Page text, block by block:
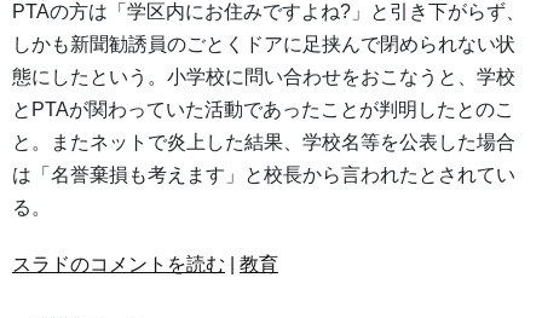
PTAの方は「学区内にお住みですよね?」と引き下がらず、
しかも新聞勧誘員のごとくドアに足挟んで閉められない状
態にしたという。小学校に問い合わせをおこなうと、学校
とPTAが関わっていた活動であったことが判明したとのこ
と。またネットで炎上した結果、学校名等を公表した場合
は「名誉棄損も考えます」と校長から言われたとされてい
る。
スラドのコメントを読む 教育